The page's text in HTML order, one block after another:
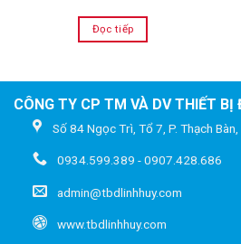
Đọc tiếp
CÔNG TY CP TM VÀ DV THIẾT BỊ
Số 84 Ngọc Trì, Tổ 7, P. Thạch
0934.599.389 - 0907.428.686
admin@tbdlinhhuy.com
www.tbdlinhhuy.com